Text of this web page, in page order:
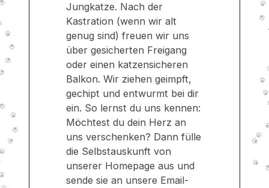
Jungkatze. Nach der
Kastration (wenn wir alt
genug sind) freuen wir uns
über gesicherten Freigang
oder einen katzensicheren
Balkon. Wir ziehen geimpft,
gechipt und entwurmt bei dir
ein. So lernst du uns kennen:
Möchtest du dein Herz an
uns verschenken? Dann fülle
die Selbstauskunft von
unserer Homepage aus und
sende sie an unsere Email-